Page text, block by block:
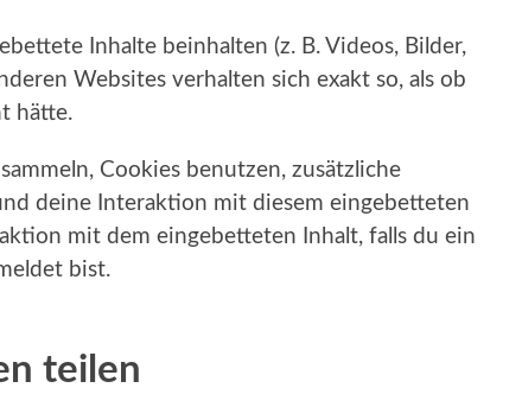
Inhalte beinhalten (z. B. Videos, Bilder,
Websites verhalten sich exakt so, als ob
hätte.
Cookies benutzen, zusätzliche
deine Interaktion mit diesem eingebetteten
mit dem eingebetteten Inhalt, falls du ein
bist.
teilen